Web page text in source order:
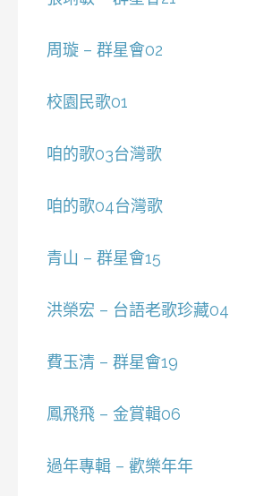
周璇 – 群星會02
校園民歌01
咱的歌03台灣歌
咱的歌04台灣歌
青山 – 群星會15
洪榮宏 – 台語老歌珍藏04
費玉清 – 群星會19
鳳飛飛 – 金賞輯06
過年專輯 – 歡樂年年